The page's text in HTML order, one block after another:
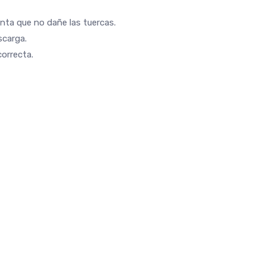
que no dañe las tuercas.